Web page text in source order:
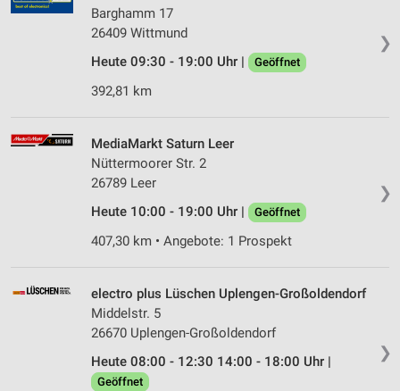
❯
Barghamm 17
26409 Wittmund
Heute 09:30 - 19:00 Uhr |
Geöffnet
392,81 km
❯
MediaMarkt Saturn Leer
Nüttermoorer Str. 2
26789 Leer
Heute 10:00 - 19:00 Uhr |
Geöffnet
407,30 km • Angebote: 1 Prospekt
❯
electro plus Lüschen Uplengen-Großoldendorf
Middelstr. 5
26670 Uplengen-Großoldendorf
Heute 08:00 - 12:30 14:00 - 18:00 Uhr |
Geöffnet